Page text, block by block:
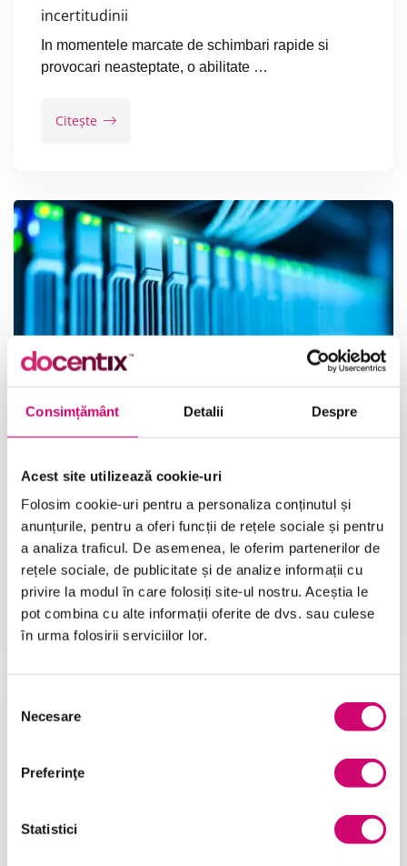
Consimțământ Detalii Despre
Acest site utilizează cookie-uri
Folosim cookie-uri pentru a personaliza conținutul și
anunțurile, pentru a oferi funcții de rețele sociale și pentru
a analiza traficul. De asemenea, le oferim partenerilor de
rețele sociale, de publicitate și de analize informații cu
privire la modul în care folosiți site-ul nostru. Aceștia le
pot combina cu alte informații oferite de dvs. sau culese
în urma folosirii serviciilor lor.
consimțământului
Necesare
Preferinţe
Statistici
incertitudinii
In momentele marcate de schimbari rapide si
provocari neasteptate, o abilitate …
Citește
pentru Profesionisti si Angajatori
De ce sunt importante certificarile in cloud
computing? Certificarile in domeniul …
Citește